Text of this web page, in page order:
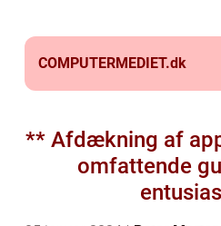
COMPUTERMEDIET.dk
** Afdækning af
omfattende